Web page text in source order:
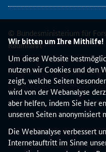
Wir bitten um Ihre Mithilfe!
Um diese Website
nutzen wir Cookies und den
zeigt, welche Seiten
wird von der Webanalyse
aber helfen, indem Sie hier
unseren Seiten anonymisiert
Die Webanalyse verbessert
Internetauftritt im Sinne
T
N
e
i
n
v
i
r
t
u
e
l
l
© Bundesministerium für
Raumfahrt